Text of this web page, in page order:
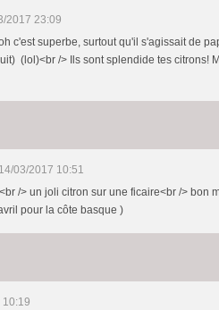
2017 23:09
c'est superbe, surtout qu'il s'agissait de
(lol)<br /> Ils sont splendide tes citrons!
14/03/2017 10:51
/> un joli citron sur une ficaire<br /> bon
pour la côte basque )
10:19